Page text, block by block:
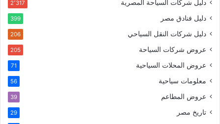
دليل شركات السياحة المصرية 2٬317
دليل فنادق مصر 399
دليل شركات النقل السياحي 206
عروض شركات السياحة 205
عروض المحلات السياحية 71
معلومات سياحية 56
عروض المطاعم 39
تاريخ مصر 29